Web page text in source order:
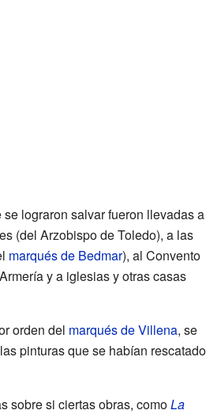
se lograron salvar fueron llevadas a
(del Arzobispo de Toledo), a las
marqués de Bedmar), al Convento
y a iglesias y otras casas
orden del marqués de Villena, se
pinturas que se habían rescatado
sobre si ciertas obras, comoLa